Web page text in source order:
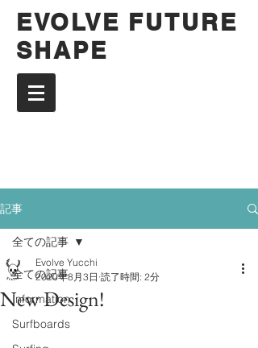
EVOLVE FUTURE
SHAPE
記事
全ての記事
Information
Surfboards
全ての記事
New Design!
Evolve Yucchi
2020年8月3日 読了時間: 2分